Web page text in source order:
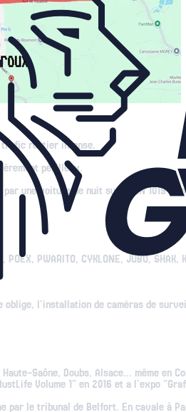
trafic routier intense.
périlleux.
une voiture de nuit sur la RN 1019
PWARITO, CYKLONE, JUBO, SHAK,
oblige, l'installation de caméras de
Saône, Doubs, Alsace... même
Volume 1" en 2016 et a l'expo
par le tribunal de Belfort. En cavale à